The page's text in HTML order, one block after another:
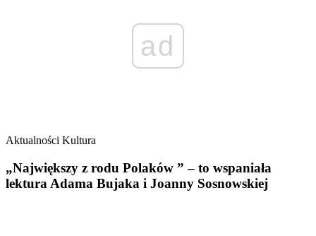
ad
Aktualności Kultura
„Największy z rodu Polaków ” – to wspaniała
lektura Adama Bujaka i Joanny Sosnowskiej